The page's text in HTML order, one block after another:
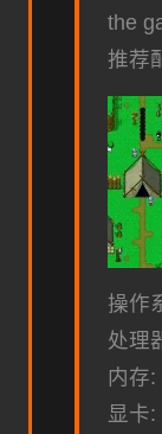
the
推荐
操作
处理
内存:
显卡: